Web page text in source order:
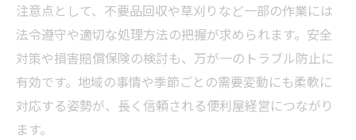
夫
便利屋の稼働が安定する料金設定の極意
福井県で便利屋稼働の料金設定を行う基本
指針
便利屋の料金体系を明朗にする福井の成功
注意点として、不要品回収や草刈りなど一部の作業には
法令遵守や適切な処理方法の把握が求められます。安全
対策や損害賠償保険の検討も、万が一のトラブル防止に
有効です。地域の事情や季節ごとの需要変動にも柔軟に
対応する姿勢が、長く信頼される便利屋経営につながり
ます。